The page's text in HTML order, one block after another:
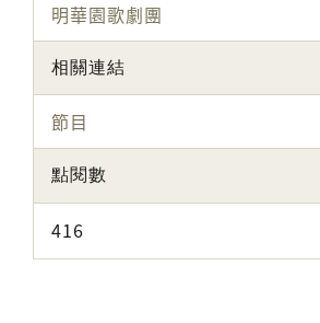
明華園歌劇團
相關連結
節目
點閱數
416